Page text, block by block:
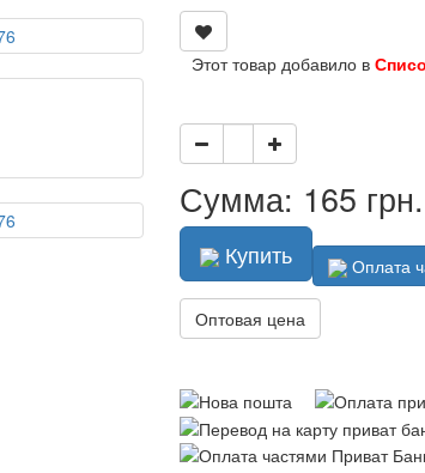
Этот товар добавило в
Сумма: 165 грн.
Купить Оплата
Оптовая цена